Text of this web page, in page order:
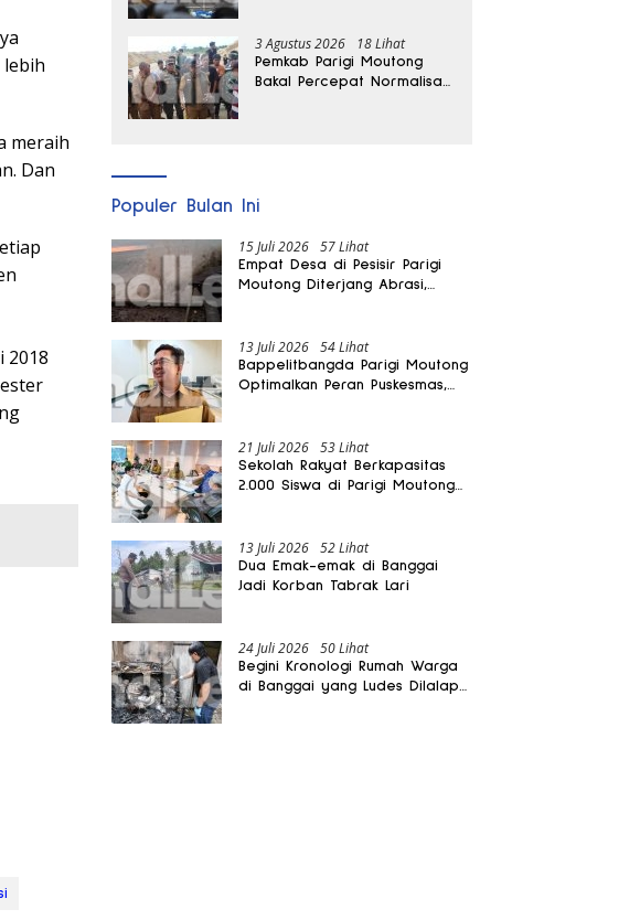
meraih
Dan
2018
3 Agustus 2026 18 Lihat
Pemkab Parigi Moutong
Bakal Percepat Normalisasi
Populer Bulan Ini
15 Juli 2026 57 Lihat
Empat Desa di Pesisir Parigi
Moutong Diterjang Abrasi,
13 Juli 2026 54 Lihat
Bappelitbangda Parigi Moutong
Optimalkan Peran Puskesmas,
21 Juli 2026 53 Lihat
Sekolah Rakyat Berkapasitas
2.000 Siswa di Parigi Moutong
13 Juli 2026 52 Lihat
Dua Emak-emak di Banggai
Jadi Korban Tabrak Lari
24 Juli 2026 50 Lihat
Begini Kronologi Rumah Warga
di Banggai yang Ludes Dilalap